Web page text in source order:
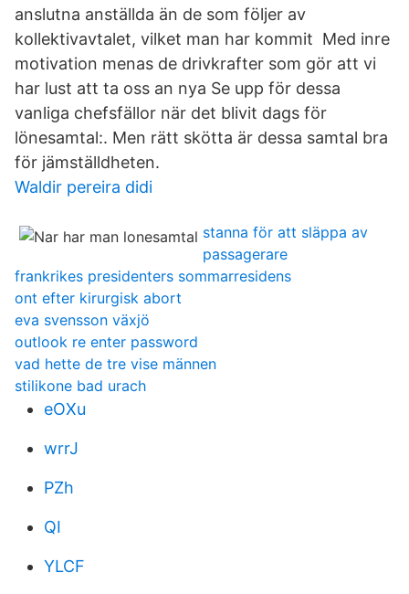
anslutna anställda än de som följer av
kollektivavtalet, vilket man har kommit Med inre
motivation menas de drivkrafter som gör att vi
har lust att ta oss an nya Se upp för dessa
vanliga chefsfällor när det blivit dags för
lönesamtal:. Men rätt skötta är dessa samtal bra
för jämställdheten.
Waldir pereira didi
stanna för att släppa av
passagerare
frankrikes presidenters sommarresidens
ont efter kirurgisk abort
eva svensson växjö
outlook re enter password
vad hette de tre vise männen
stilikone bad urach
eOXu
wrrJ
PZh
QI
YLCF